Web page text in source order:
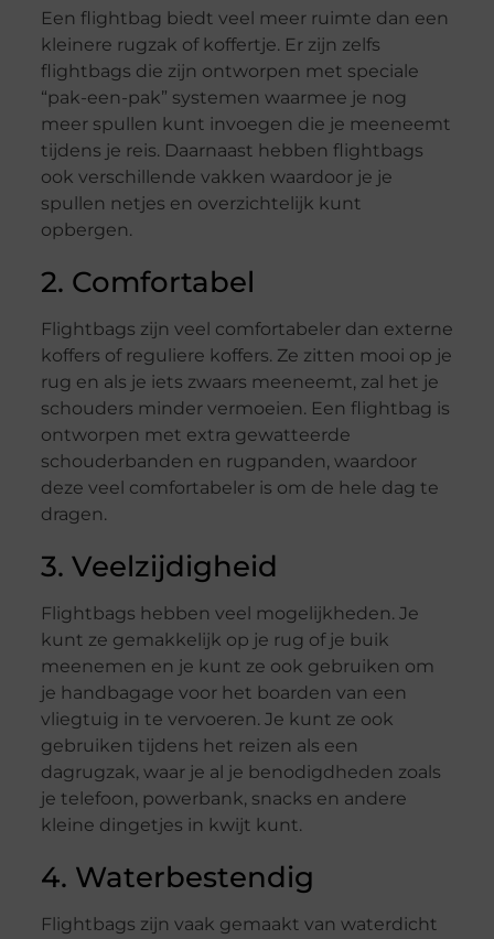
Een flightbag biedt veel meer ruimte dan een
kleinere rugzak of koffertje. Er zijn zelfs
flightbags die zijn ontworpen met speciale
“pak-een-pak” systemen waarmee je nog
meer spullen kunt invoegen die je meeneemt
tijdens je reis. Daarnaast hebben flightbags
ook verschillende vakken waardoor je je
spullen netjes en overzichtelijk kunt
opbergen.
2. Comfortabel
Flightbags zijn veel comfortabeler dan externe
koffers of reguliere koffers. Ze zitten mooi op je
rug en als je iets zwaars meeneemt, zal het je
schouders minder vermoeien. Een flightbag is
ontworpen met extra gewatteerde
schouderbanden en rugpanden, waardoor
deze veel comfortabeler is om de hele dag te
dragen.
3. Veelzijdigheid
Flightbags hebben veel mogelijkheden. Je
kunt ze gemakkelijk op je rug of je buik
meenemen en je kunt ze ook gebruiken om
je handbagage voor het boarden van een
vliegtuig in te vervoeren. Je kunt ze ook
gebruiken tijdens het reizen als een
dagrugzak, waar je al je benodigdheden zoals
je telefoon, powerbank, snacks en andere
kleine dingetjes in kwijt kunt.
4. Waterbestendig
Flightbags zijn vaak gemaakt van waterdicht